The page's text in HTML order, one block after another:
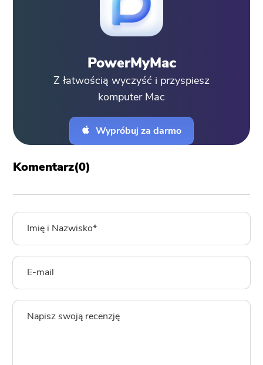
PowerMyMac
Z łatwością wyczyść i przyspiesz
komputer Mac
Wypróbuj za darmo
Komentarz(0)